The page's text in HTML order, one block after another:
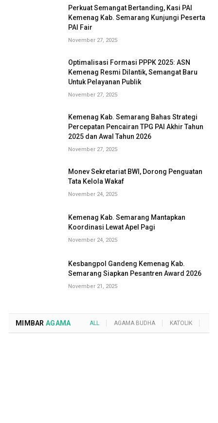
Perkuat Semangat Bertanding, Kasi PAI
Kemenag Kab. Semarang Kunjungi Peserta
PAI Fair
November 27, 2025
Optimalisasi Formasi PPPK 2025: ASN
Kemenag Resmi Dilantik, Semangat Baru
Untuk Pelayanan Publik
November 27, 2025
Kemenag Kab. Semarang Bahas Strategi
Percepatan Pencairan TPG PAI Akhir Tahun
2025 dan Awal Tahun 2026
November 27, 2025
Monev Sekretariat BWI, Dorong Penguatan
Tata Kelola Wakaf
November 24, 2025
Kemenag Kab. Semarang Mantapkan
Koordinasi Lewat Apel Pagi
November 24, 2025
Kesbangpol Gandeng Kemenag Kab.
Semarang Siapkan Pesantren Award 2026
November 21, 2025
MIMBAR AGAMA ALL AGAMA BUDHA KATOLIK